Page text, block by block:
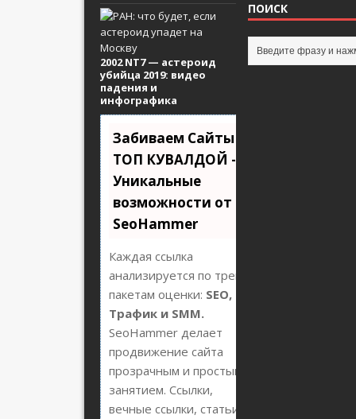
2002 NT7 — астероид
убийца 2019: видео
падения и
инфографика
Забиваем Сайты В
ТОП КУВАЛДОЙ -
Уникальные
возможности от
SeoHammer
Каждая ссылка
анализируется по трем
пакетам оценки: SEO,
Трафик и SMM.
SeoHammer делает
продвижение сайта
прозрачным и простым
занятием. Ссылки,
вечные ссылки, статьи,
ПОИСК